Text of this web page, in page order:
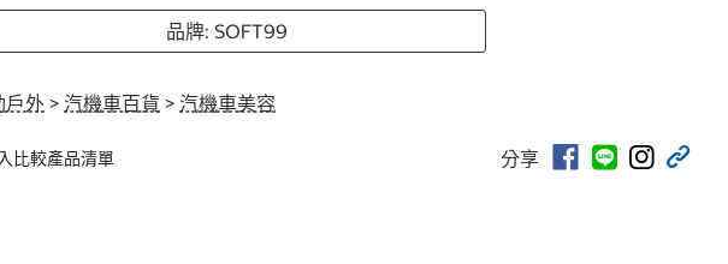
品牌: SOFT99
戶外 > 汽機車百貨 > 汽機車美容
比較產品清單 分享